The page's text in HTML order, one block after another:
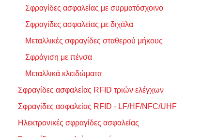
Σφραγίδες ασφαλείας με συρματόσχοινο
Σφραγίδες ασφαλείας με διχάλα
Μεταλλικές σφραγίδες σταθερού μήκους
Σφράγιση με πένσα
Μεταλλικά κλειδώματα
Σφραγίδες ασφαλείας RFID τριών ελέγχων
Σφραγίδες ασφαλείας RFID - LF/HF/NFC/UHF
Ηλεκτρονικές σφραγίδες ασφαλείας